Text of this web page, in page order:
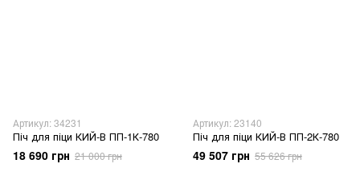
Артикул: 34231
Піч для піци КИЙ-В ПП-1К-780
18 690 грн 21 000 грн
Артикул: 23140
Піч для піци КИЙ-В ПП-2К-780
49 507 грн 55 626 грн